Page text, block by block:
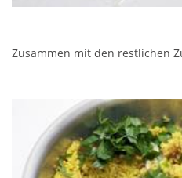
Zusammen mit den restlichen